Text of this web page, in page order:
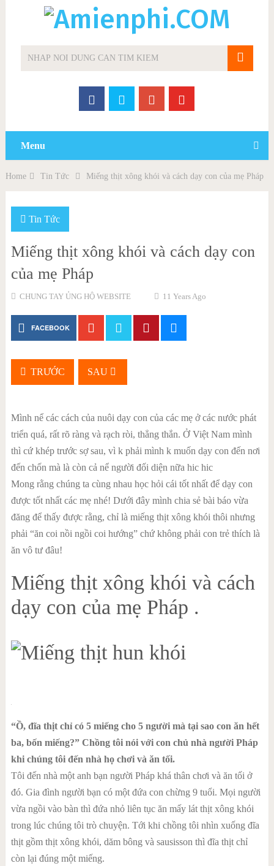
Menu
Home Tin Tức Miếng thịt xông khói và cách dạy con của mẹ Pháp
Tin Tức
Miếng thịt xông khói và cách dạy con
của mẹ Pháp
CHUNG TAY ỦNG HỘ WEBSITE 11 Years Ago
FACEBOOK
TRƯỚC SAU
Mình nể các cách của nuôi dạy con của các mẹ ở các nước phát
triển quá, rất rõ ràng và rạch ròi, thẳng thắn. Ở Việt Nam mình
thì cứ khép trước sợ sau, vì k phải mình k muốn dạy con đến nơi
đến chốn mà là còn cả nể người đối diện nữa hic hic
Mong rằng chúng ta cùng nhau học hỏi cái tốt nhất để dạy con
được tốt nhất các mẹ nhé! Dưới đây mình chia sẻ bài báo vừa
đăng để thấy được rằng, chỉ là miếng thịt xông khói thôi nhưng
phải “ăn coi nồi ngồi coi hướng” chứ không phải con trẻ thích là
ăn vô tư đâu!
Miếng thịt xông khói và cách
dạy con của mẹ Pháp .
“Ồ, đĩa thịt chỉ có 5 miếng cho 5 người mà tại sao con ăn hết
ba, bốn miếng?” Chồng tôi nói với con chủ nhà người Pháp
khi chúng tôi đến nhà họ chơi và ăn tối.
Tôi đến nhà một anh bạn người Pháp khá thân chơi và ăn tối ở
đó. Gia đình người bạn có một đứa con chừng 9 tuổi. Mọi người
vừa ngồi vào bàn thì đứa nhỏ liên tục ăn mấy lát thịt xông khói
trong lúc chúng tôi trò chuyện. Tới khi chồng tôi nhìn xuống đĩa
thịt gồm thịt xông khói, dăm bông và sausisson thì đĩa thịt chỉ
còn lại đúng một miếng.